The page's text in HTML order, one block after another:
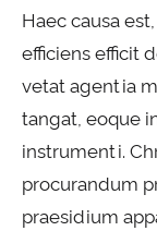
Haec causa
efficiens efficit
vetat agentia
tangat, eoque
instrumenti.
procurandum
praesidium